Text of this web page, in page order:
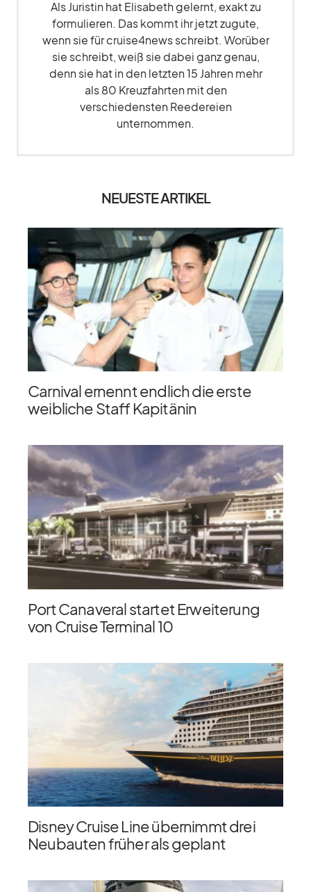
Als Juristin hat Elisabeth gelernt, exakt zu
formulieren. Das kommt ihr jetzt zugute,
wenn sie für cruise4news schreibt. Worüber
sie schreibt, weiß sie dabei ganz genau,
denn sie hat in den letzten 15 Jahren mehr
als 80 Kreuzfahrten mit den
verschiedensten Reedereien
unternommen.
NEUESTE ARTIKEL
Carnival ernennt endlich die erste
weibliche Staff Kapitänin
Port Canaveral startet Erweiterung
von Cruise Terminal 10
Disney Cruise Line übernimmt drei
Neubauten früher als geplant